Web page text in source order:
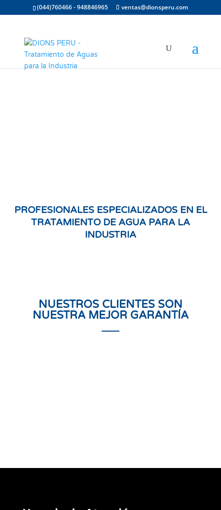
(044)760466 - 948846965 ventas@dionsperu.com
PROFESIONALES ESPECIALIZADOS EN EL
TRATAMIENTO DE AGUA PARA LA
INDUSTRIA
NUESTROS CLIENTES SON
NUESTRA MEJOR GARANTÍA